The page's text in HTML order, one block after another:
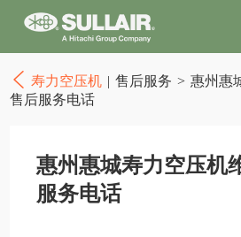
寿力空压机 | 售后服务 > 惠州惠
售后服务电话
惠州惠城寿力空压机
服务电话